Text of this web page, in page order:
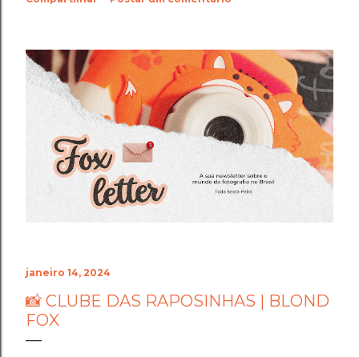
basta enviar suas fotinhos para o nosso e-mail
onde você é, e se preferir, contar um pouquinho sobre
suas fotinhos. Fique a vontade! Ficarei muito feliz de
recebê-las. Eu espero as suas obras de arte, ein?!
Beijos da raposa e até a próxima!!
janeiro 14, 2024
📸 CLUBE DAS RAPOSINHAS | BLOND
FOX